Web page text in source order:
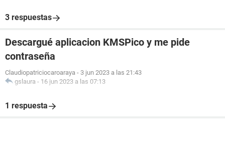
3 respuestas
Descargué aplicacion KMSPico y me pide
contraseña
Claudiopatriciocaroaraya - 3 jun 2023 a las 21:43
gslaura - 16 jun 2023 a las 07:13
1 respuesta